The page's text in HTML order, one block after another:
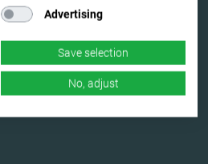
Menge
Advertising
Save selection
No, adjust